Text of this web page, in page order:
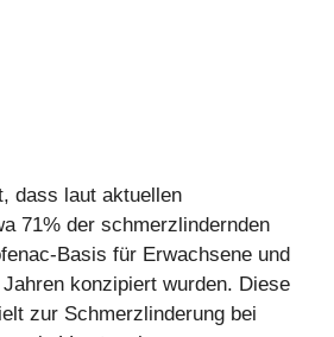
dass laut aktuellen
71% der schmerzlindernden
Basis für Erwachsene und
konzipiert wurden. Diese
zur Schmerzlinderung bei